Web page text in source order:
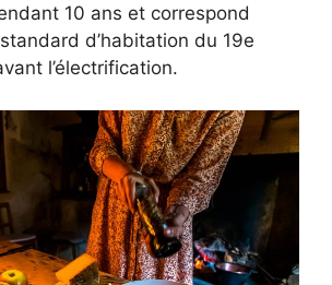
10 ans et correspond
d’habitation du 19e
l’électrification.